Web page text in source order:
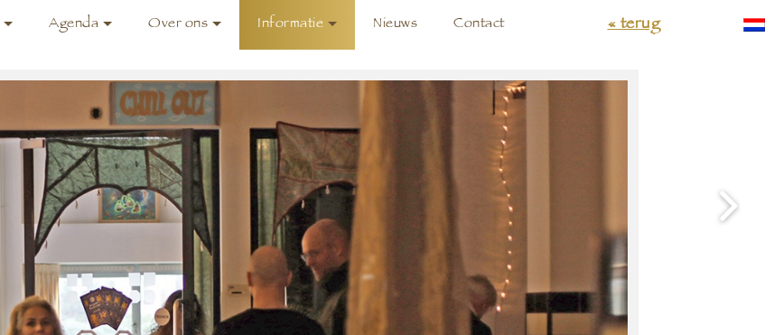
Agenda Over ons Informatie Nieuws Contact « terug